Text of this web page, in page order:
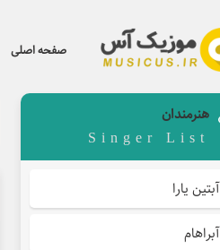
صفحه اصلی
هنرمندان
Singer List
آبتین یارا
آبراهام